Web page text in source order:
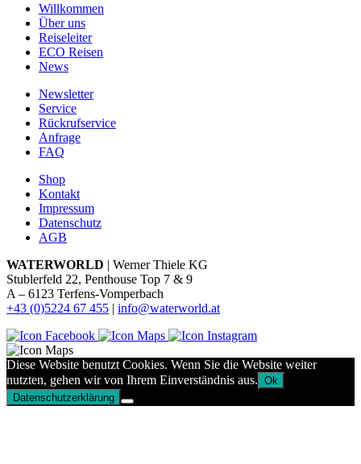
Willkommen
Über uns
Reiseleiter
ECO Reisen
News
Newsletter
Service
Rückrufservice
Anfrage
FAQ
Shop
Kontakt
Impressum
Datenschutz
AGB
WATERWORLD | Werner Thiele KG
Stublerfeld 22, Penthouse Top 7 & 9
A – 6123 Terfens-Vomperbach
+43 (0)5224 67 455 | info@waterworld.at
Diese Website benutzt Cookies. Wenn Sie die Website weiter
nutzten, gehen wir von Ihrem Einverständnis aus. Ok
Datenschutzerklärung